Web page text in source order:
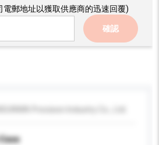
電郵地址以獲取供應商的迅速回覆)
確認